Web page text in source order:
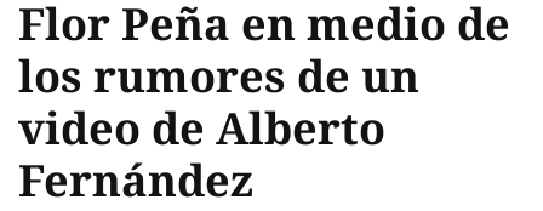
Flor Peña en medio de
los rumores de un
video de Alberto
Fernández